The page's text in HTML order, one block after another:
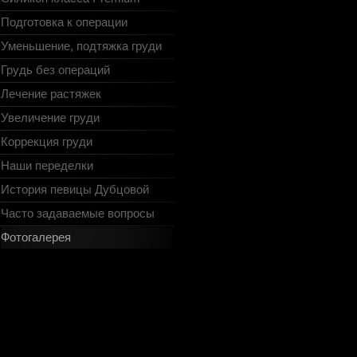
Подготовка к операции
Уменьшение, подтяжка груди
Грудь без операций
Лечение растяжек
Увеличение груди
Коррекция груди
Наши переделки
История певицы Дубцовой
Часто задаваемые вопросы
Фотогалерея